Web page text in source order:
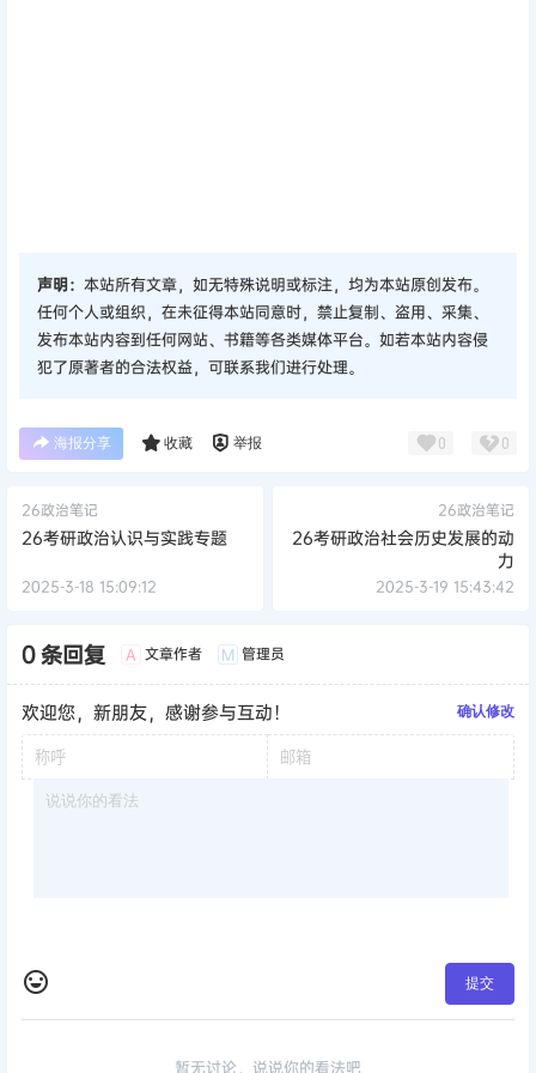
声明： 本站所有文章，如无特殊说明或标注，均为本站原创发布。
任何个人或组织，在未征得本站同意时，禁止复制、盗用、采集、
发布本站内容到任何网站、书籍等各类媒体平台。如若本站内容侵
犯了原著者的合法权益，可联系我们进行处理。
海报分享 收藏 举报 0 0
26政治笔记
26考研政治认识与实践专题
2025-3-18 15:09:12
26政治笔记
26考研政治社会历史发展的动
力
2025-3-19 15:43:42
0 条回复 A 文章作者 M 管理员
欢迎您，新朋友，感谢参与互动！ 确认修改
提交
暂无讨论，说说你的看法吧